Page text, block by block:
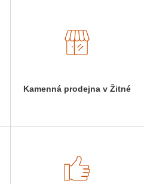
Kamenná prodejna v Žitné